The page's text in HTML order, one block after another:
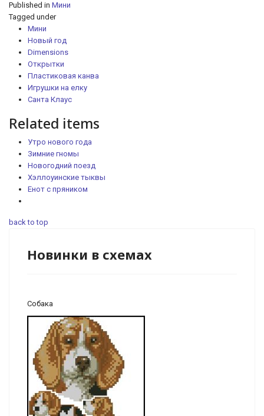
Published in Мини
Tagged under
Мини
Новый год
Dimensions
Открытки
Пластиковая канва
Игрушки на елку
Санта Клаус
Related items
Утро нового года
Зимние гномы
Новогодний поезд
Хэллоуинские тыквы
Енот с пряником
back to top
Новинки в схемах
Собака